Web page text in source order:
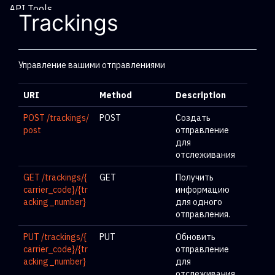
API Tools
Trackings
Управление вашими отправлениями
URI Method Description
POST /trackings/
post
POST
Создать
отправление
для
отслеживания
GET /trackings/{
carrier_code}/{tr
acking_number}
GET
Получить
информацию
для одного
отправления.
PUT /trackings/{
carrier_code}/{tr
acking_number}
PUT
Обновить
отправление
для